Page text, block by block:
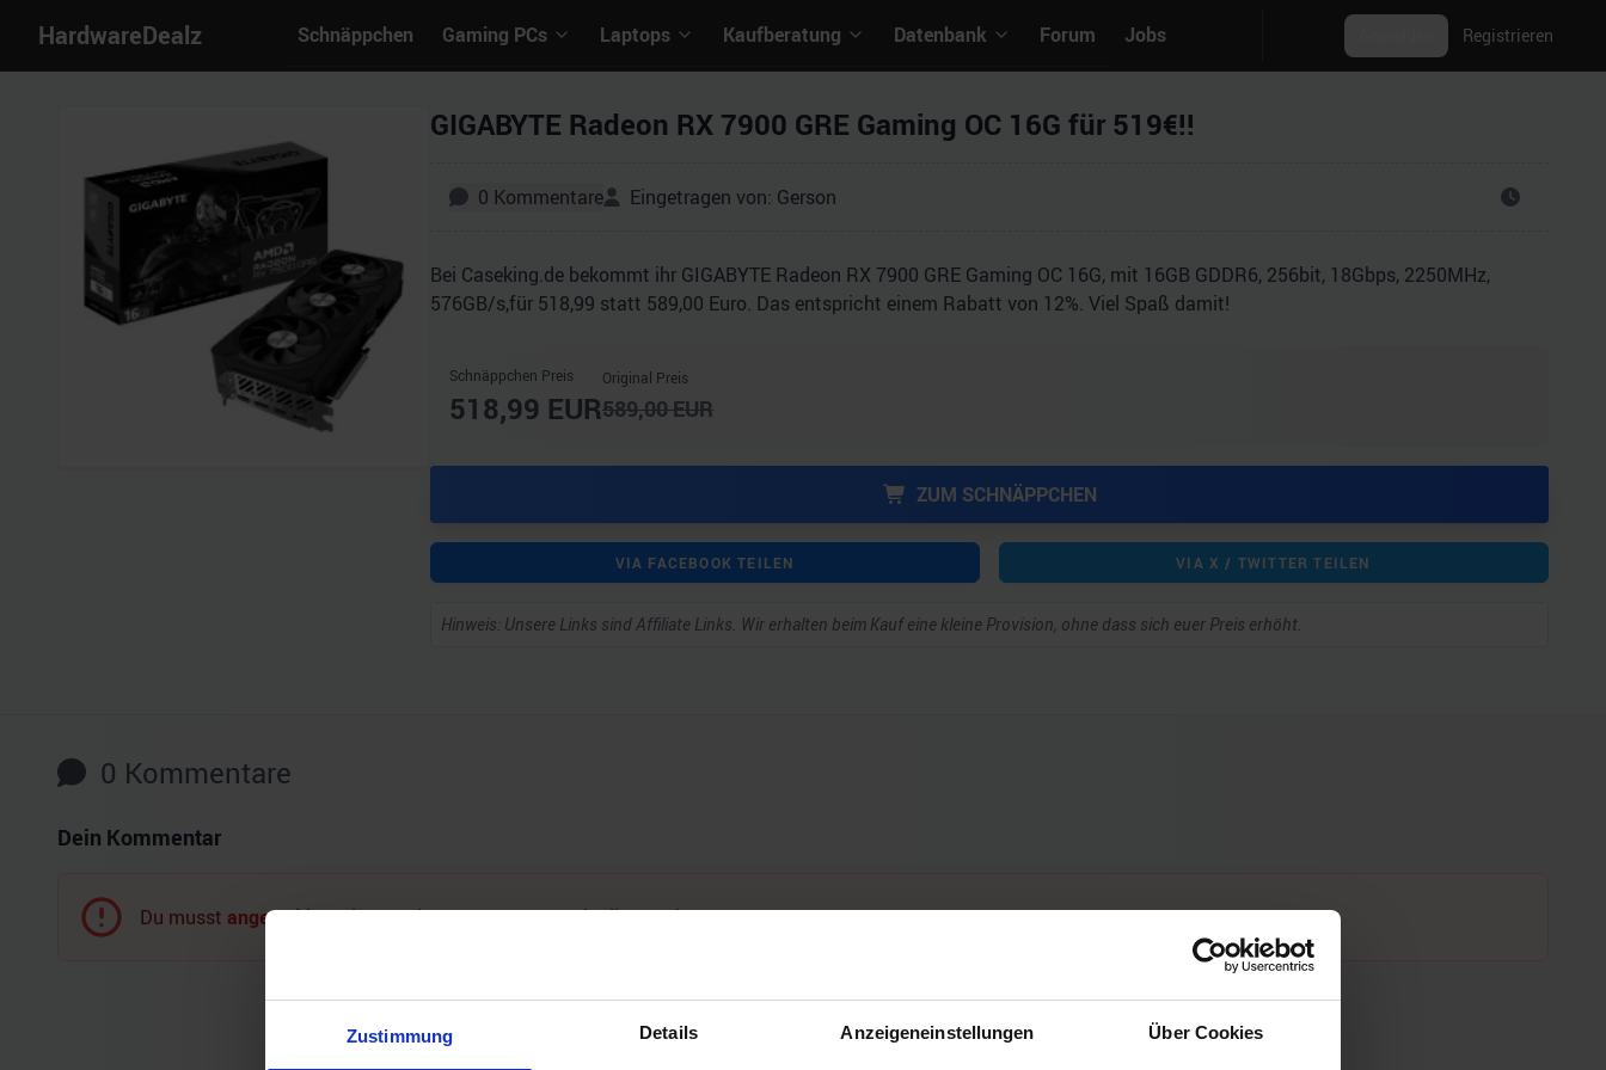
Zustimmung Details Anzeigeneinstellungen Über Cookies
HardwareDealz Schnäppchen Gaming PCs Laptops Kaufberatung Datenbank Forum Jobs Registrieren
GIGABYTE Radeon RX 7900 GRE Gaming OC 16G für 519€!!
0 Kommentare Eingetragen von: Gerson
Bei Caseking.de bekommt ihr GIGABYTE Radeon RX 7900 GRE Gaming OC 16G, mit 16GB GDDR6, 256bit, 18Gbps, 2250MHz,
576GB/​s,für 518,99 statt 589,00 Euro. Das entspricht einem Rabatt von 12%. Viel Spaß damit!
Schnäppchen Preis
518,99 EUR
Original Preis
589,00EUR
ZUM SCHNÄPPCHEN
VIA FACEBOOK TEILEN VIA X / TWITTER TEILEN
Hinweis: Unsere Links sind Affiliate Links. Wir erhalten beim Kauf eine kleine Provision, ohne dass sich euer Preis erhöht.
0 Kommentare
Dein Kommentar
Du musst angemeldetsein, um einen Kommentar schreiben zu können.
Noch keine Kommentare vorhanden.